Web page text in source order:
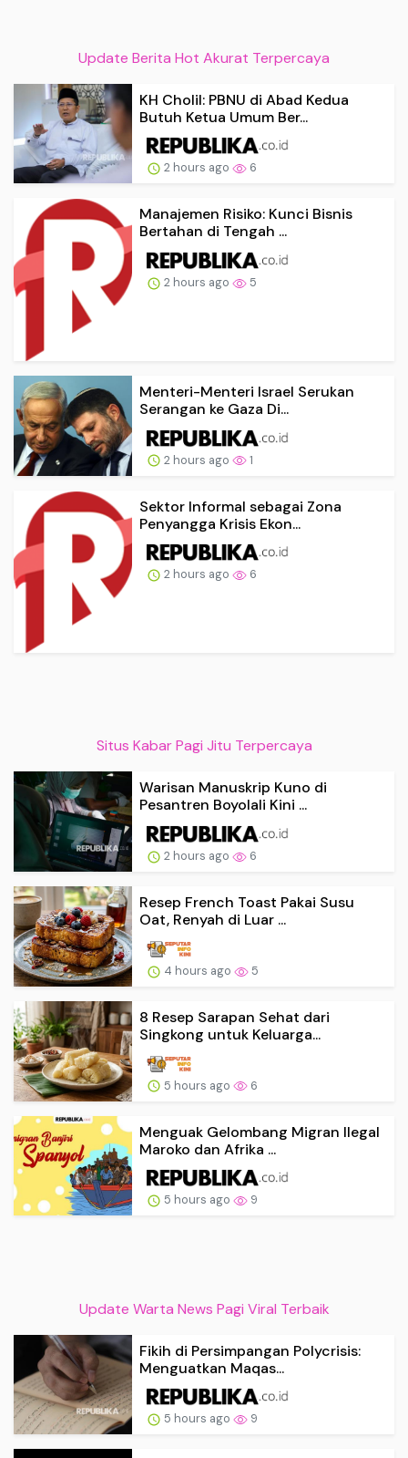
Update Berita Hot Akurat Terpercaya
KH Cholil: PBNU di Abad Kedua
Butuh Ketua Umum Ber...
2 hours ago 6
Manajemen Risiko: Kunci Bisnis
Bertahan di Tengah ...
2 hours ago 5
Menteri-Menteri Israel Serukan
Serangan ke Gaza Di...
2 hours ago 1
Sektor Informal sebagai Zona
Penyangga Krisis Ekon...
2 hours ago 6
Situs Kabar Pagi Jitu Terpercaya
Warisan Manuskrip Kuno di
Pesantren Boyolali Kini ...
2 hours ago 6
Resep French Toast Pakai Susu
Oat, Renyah di Luar ...
4 hours ago 5
8 Resep Sarapan Sehat dari
Singkong untuk Keluarga...
5 hours ago 6
Menguak Gelombang Migran Ilegal
Maroko dan Afrika ...
5 hours ago 9
Update Warta News Pagi Viral Terbaik
Fikih di Persimpangan Polycrisis:
Menguatkan Maqas...
5 hours ago 9